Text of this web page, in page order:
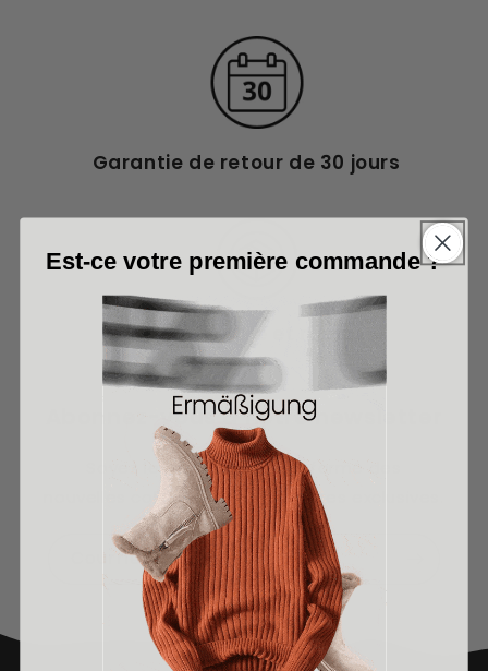
Garantie de retour de 30 jours
Retour simple et rapide
Abonnez-vous à notre newsletter
Soyez le premier à être informé des
nouvelles collections et des offres exclusives.
Courrier électronique
Est-ce votre première commande ?